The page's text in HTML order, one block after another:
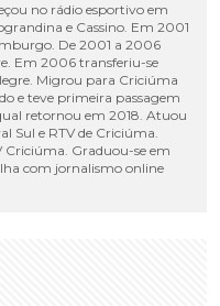
no rádio esportivo em
e Cassino. Em 2001
De 2001 a 2006
Em 2006 transferiu-se
Migrou para Criciúma
e teve primeira passagem
retornou em 2018. Atuou
Sul e RTV de Criciúma.
Criciúma. Graduou-se em
com jornalismo online